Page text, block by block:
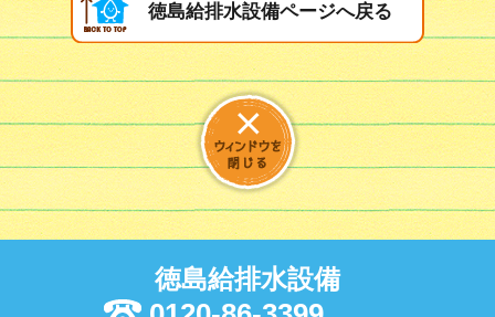
徳島給排水設備ページへ戻る
徳島給排水設備